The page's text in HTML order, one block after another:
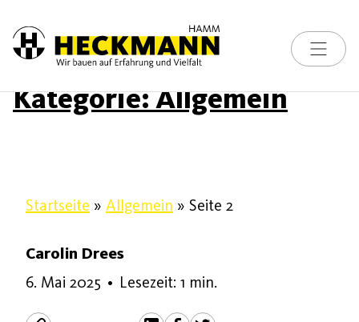
Skip to content
Toggle
Kategorie:Allgemein
Startseite » Allgemein » Seite 2
Carolin Drees
6. Mai 2025 5. Juni 2025
• Lesezeit: 1 min.